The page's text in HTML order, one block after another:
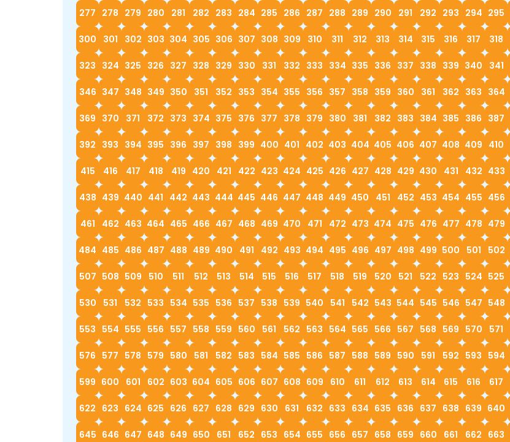
277 278 279 280 281 282 283 284 285 286 287 288 289 290 291 292 293 294 295
300 301 302 303 304 305 306 307 308 309 310 311 312 313 314 315 316 317 318
323 324 325 326 327 328 329 330 331 332 333 334 335 336 337 338 339 340 341
346 347 348 349 350 351 352 353 354 355 356 357 358 359 360 361 362 363 364
369 370 371 372 373 374 375 376 377 378 379 380 381 382 383 384 385 386 387
392 393 394 395 396 397 398 399 400 401 402 403 404 405 406 407 408 409 410
415 416 417 418 419 420 421 422 423 424 425 426 427 428 429 430 431 432 433
438 439 440 441 442 443 444 445 446 447 448 449 450 451 452 453 454 455 456
461 462 463 464 465 466 467 468 469 470 471 472 473 474 475 476 477 478 479
484 485 486 487 488 489 490 491 492 493 494 495 496 497 498 499 500 501 502
507 508 509 510 511 512 513 514 515 516 517 518 519 520 521 522 523 524 525
530 531 532 533 534 535 536 537 538 539 540 541 542 543 544 545 546 547 548
553 554 555 556 557 558 559 560 561 562 563 564 565 566 567 568 569 570 571
576 577 578 579 580 581 582 583 584 585 586 587 588 589 590 591 592 593 594
599 600 601 602 603 604 605 606 607 608 609 610 611 612 613 614 615 616 617
622 623 624 625 626 627 628 629 630 631 632 633 634 635 636 637 638 639 640
645 646 647 648 649 650 651 652 653 654 655 656 657 658 659 660 661 662 663